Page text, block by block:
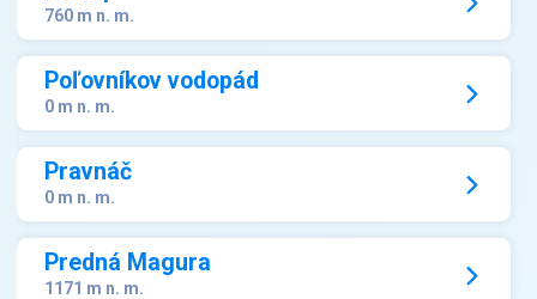
760 m n. m.
Poľovníkov vodopád
0 m n. m.
Pravnáč
0 m n. m.
Predná Magura
1171 m n. m.